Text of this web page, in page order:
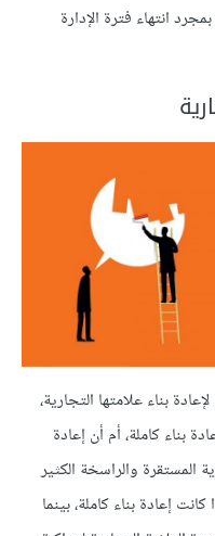
انتهاء فترة الإدارة
بناء علامتها التجارية،
بناء كاملة، أم أن إعادة
المستقرة والراسخة الكثير
إعادة بناء كاملة، بينما